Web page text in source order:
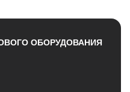
ОБОРУДОВАНИЯ